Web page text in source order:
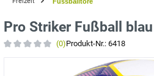
Pro Striker Fußball blau
(0)Produkt-Nr.: 6418